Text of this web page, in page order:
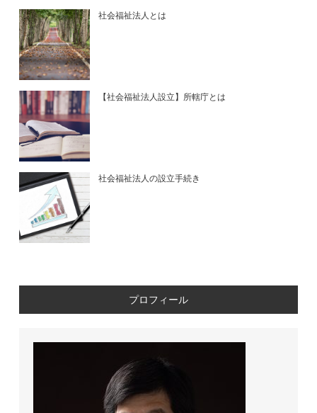
社会福祉法人とは
【社会福祉法人設立】所轄庁とは
社会福祉法人の設立手続き
プロフィール